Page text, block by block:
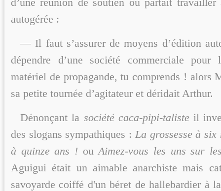
autogérée :
— Il faut s’assurer de moyens d’édition
dépendre d’une société commerciale
matériel de propagande, tu comprends ! alors
sa petite tournée d’agitateur et déridait Arthur.
Dénonçant la société caca-pipi-taliste il
des slogans sympathiques : La grossesse à
à quinze ans ! ou Aimez-vous les uns sur
Aguigui était un aimable anarchiste mais
savoyarde coiffé d'un béret de hallebardier à